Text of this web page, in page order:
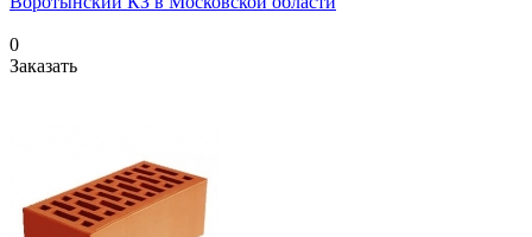
0
Заказать